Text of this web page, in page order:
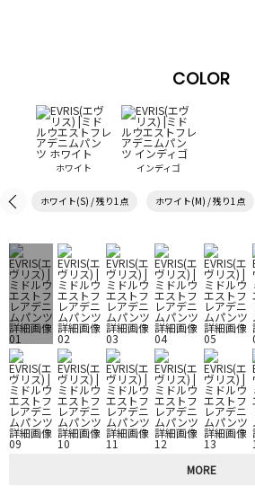
COLOR
ホワイト インディゴ
ホワイト(S) / 残り1点 ホワイト(M) / 残り1点
MORE